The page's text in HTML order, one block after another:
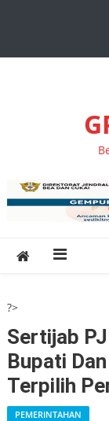
?>
Sertijab
Bupati
Terpilih
PEMERINTAHAN